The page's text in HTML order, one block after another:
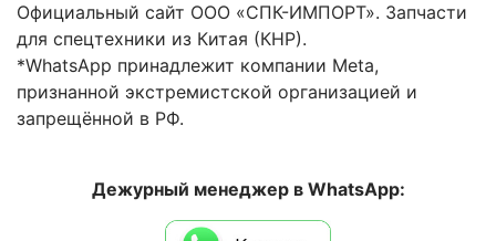
Официальный сайт ООО «СПК-ИМПОРТ». Запчасти
для спецтехники из Китая (КНР).
*WhatsApp принадлежит компании Meta,
признанной экстремистской организацией и
запрещённой в РФ.
Дежурный менеджер в WhatsApp: